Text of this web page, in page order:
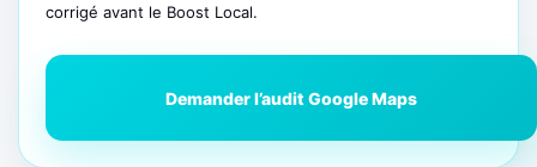
corrigé avant le Boost Local.
Demander l’audit Google Maps